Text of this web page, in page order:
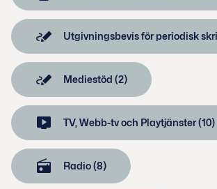
Utgivningsbevis för periodisk
Mediestöd (2)
TV, Webb-tv och Playtjänster (10)
Radio (8)